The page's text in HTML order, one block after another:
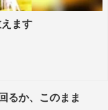
ったり来たりしな
』のチャンピオン
人としてバラエ
ます
るか、このまま